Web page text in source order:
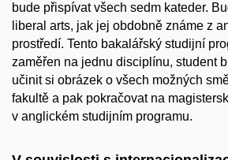
bude přispívat všech sedm kateder.
liberal arts, jak jej obdobně známe z
prostředí. Tento bakalářský studijní
zaměřen na jednu disciplínu, student
učinit si obrázek o všech možných
fakultě a pak pokračovat na
v anglickém studijním programu.